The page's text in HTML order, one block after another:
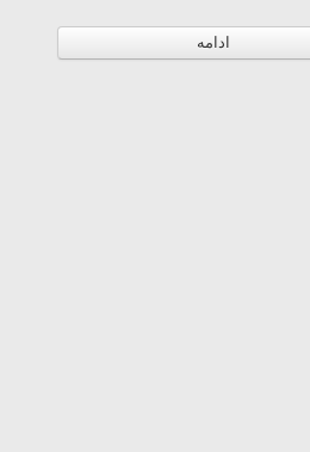
ادامه